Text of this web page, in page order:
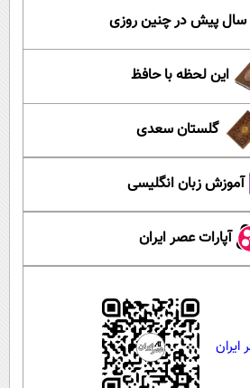
این لحظه با حافظ
گلستان سعدی
آموزش زبان انگلیسی
آپارات عصر ایران